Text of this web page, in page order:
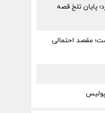
پایان تلخ قصه
مقصد احتمالی